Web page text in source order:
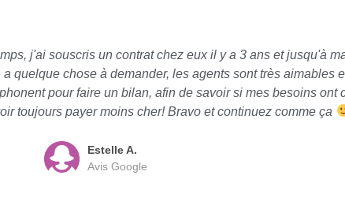
j'ai souscris un contrat chez eux il y a 3 ans et jusqu'à
quelque chose à demander, les agents sont très aimables
pour faire un bilan, afin de savoir si mes besoins ont
toujours payer moins cher! Bravo et continuez comme ça
Estelle A.
Avis Google